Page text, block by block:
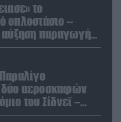
το
οπλοστάσιο –
αύξηση παραγωγής
δύο αεροσκαφών
του Σίδνεϊ –
(βίντεο)